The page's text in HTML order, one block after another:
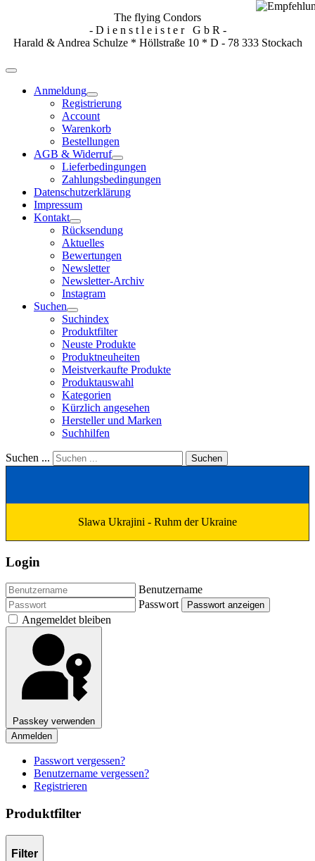
The flying Condors
- D i e n s t l e i s t e r G b R -
Harald & Andrea Schulze * Höllstraße 10 * D - 78 333 Stockach
Anmeldung
Registrierung
Account
Warenkorb
Bestellungen
AGB & Widerruf
Lieferbedingungen
Zahlungsbedingungen
Datenschutzerklärung
Impressum
Kontakt
Rücksendung
Aktuelles
Bewertungen
Newsletter
Newsletter-Archiv
Instagram
Suchen
Suchindex
Produktfilter
Neuste Produkte
Produktneuheiten
Meistverkaufte Produkte
Produktauswahl
Kategorien
Kürzlich angesehen
Hersteller und Marken
Suchhilfen
Suchen ... Suchen
Slawa Ukrajini - Ruhm der Ukraine
Login
Benutzername
Passwort
Passwort anzeigen
Angemeldet bleiben
Passkey verwenden
Anmelden
Passwort vergessen?
Benutzername vergessen?
Registrieren
Produktfilter
Filter